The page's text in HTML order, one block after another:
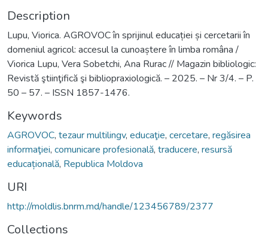
Description
Lupu, Viorica. AGROVOC în sprijinul educației și cercetarii în
domeniul agricol: accesul la cunoaștere în limba româna /
Viorica Lupu, Vera Sobetchi, Ana Rurac // Magazin bibliologic:
Revistă ştiinţifică şi bibliopraxiologică. – 2025. – Nr 3/4. – P.
50 – 57. – ISSN 1857-1476.
Keywords
AGROVOC, tezaur multilingv, educaţie, cercetare, regăsirea
informaţiei, comunicare profesională, traducere, resursă
educațională, Republica Moldova
URI
http://moldlis.bnrm.md/handle/123456789/2377
Collections